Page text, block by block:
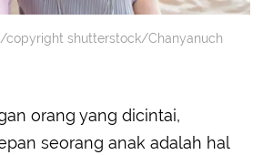
copyright shutterstock/Chanyanuch
orang yang dicintai,
seorang anak adalah hal